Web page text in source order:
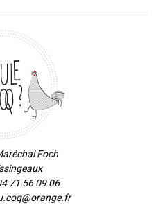
Foch
71 56 09 06